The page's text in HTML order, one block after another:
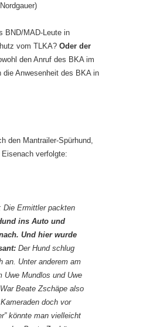
BND/MAD-Leute in
vom TLKA? Oder der
den Anruf des BKA im
Anwesenheit des BKA in
den Mantrailer-Spürhund,
Eisenach verfolgte:
Die Ermittler packten
ins Auto und
Und hier wurde
Der Hund schlug
an. Unter anderem am
Uwe Mundlos und Uwe
Beate Zschäpe also
doch vor
könnte man vielleicht